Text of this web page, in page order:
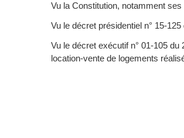
Vu la Constitution, notamment
Vu le décret présidentiel n° 15-
Vu le décret exécutif n° 01-105
location-vente de logements